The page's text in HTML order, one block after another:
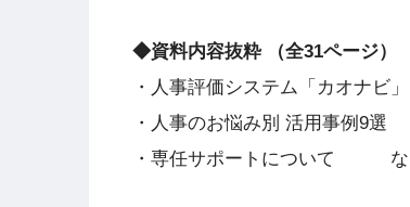
◆資料内容抜粋 （全31ページ）
・人事評価システム「カオナビ
・人事のお悩み別 活用事例9選
・専任サポートについて な